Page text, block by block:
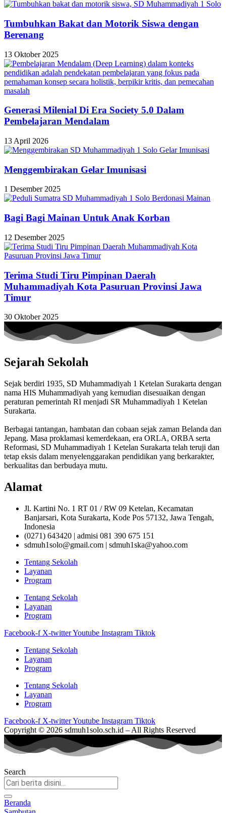
Tumbuhkan Bakat dan Motorik Siswa dengan
Berenang
13 Oktober 2025
Generasi Milenial Di Era Society 5.0 Dalam
Pembelajaran Mendalam
13 April 2026
Menggembirakan Gelar Imunisasi
1 Desember 2025
Bagi Bagi Mainan Untuk Anak Korban
12 Desember 2025
Terima Studi Tiru Pimpinan Daerah
Muhammadiyah Kota Pasuruan Provinsi Jawa
Timur
30 Oktober 2025
Sejarah Sekolah
Sejak berdiri 1935, SD Muhammadiyah 1 Ketelan Surakarta dengan
nama HIS Muhammadiyah yang kemudian disesuaikan dengan
peraturan pemerintah RI menjadi SR Muhammadiyah 1 Ketelan
Surakarta.
Berbagai tantangan, hambatan dan cobaan sejak zaman Belanda dan
Jepang. Masa proklamasi kemerdekaan, era ORLA, ORBA serta
Reformasi, SD Muhammadiyah 1 Ketelan Surakarta telah teruji dan
tetap eksis dalam menyelenggarakan pendidikan yang berkarakter,
berkualitas dan berbudaya mutu.
Alamat
Jl. Kartini No. 1 RT 01 / RW 09 Ketelan, Kecamatan
Banjarsari, Kota Surakarta, Kode Pos 57132, Jawa Tengah,
Indonesia
(0271) 643420 | admisi 081 390 675 151
sdmuh1solo@gmail.com | sdmuh1ska@yahoo.com
Tentang Sekolah
Layanan
Program
Tentang Sekolah
Layanan
Program
Facebook-f X-twitterYoutube Instagram Tiktok
Tentang Sekolah
Layanan
Program
Tentang Sekolah
Layanan
Program
Facebook-f X-twitterYoutube Instagram Tiktok
Copyright © 2026 sdmuh1solo.sch.id – All Rights Reserved
Search
Beranda